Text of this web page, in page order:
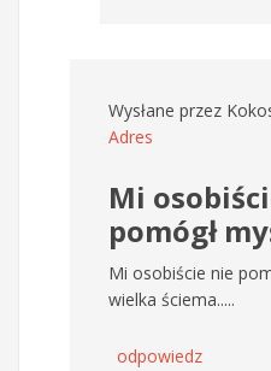
Wysłane przez
Adres
Mi
pomógł
Mi osobiście nie
wielka ściema.....
odpowiedz